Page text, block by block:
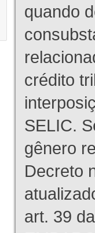
quando
crédito
SELIC.
gênero
Decreto
art. 39